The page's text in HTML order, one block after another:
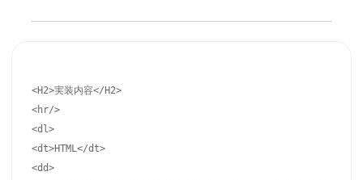
<H2>実装内容</H2>
<hr/>
<dl>
<dt>HTML</dt>
<dd>